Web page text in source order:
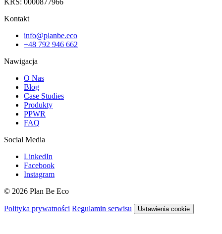
Kontakt
info@planbe.eco
+48 792 946 662
Nawigacja
O Nas
Blog
Case Studies
Produkty
PPWR
FAQ
Social Media
LinkedIn
Facebook
Instagram
© 2026 Plan Be Eco
Polityka prywatności Regulamin serwisu Ustawienia cookie